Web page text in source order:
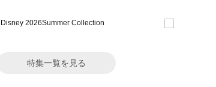
特集一覧を見る